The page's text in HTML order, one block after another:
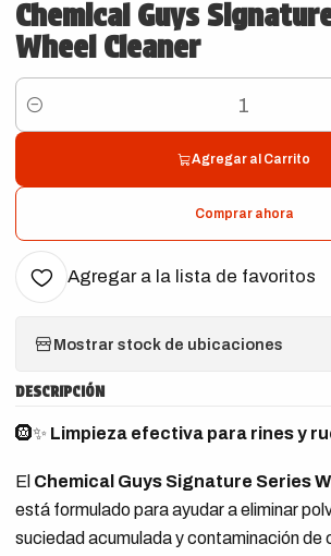
Chemical Guys
Wheel Cleaner
Cantidad
Agregar al Carrito
Comprar ahora
Agregar a la lista de favoritos
Mostrar stock de ubicaciones
DESCRIPCIÓN
🛞✨ Limpieza efectiva para rines y
El Chemical Guys Signature Series
está formulado para ayudar a eliminar
suciedad acumulada y contaminación de